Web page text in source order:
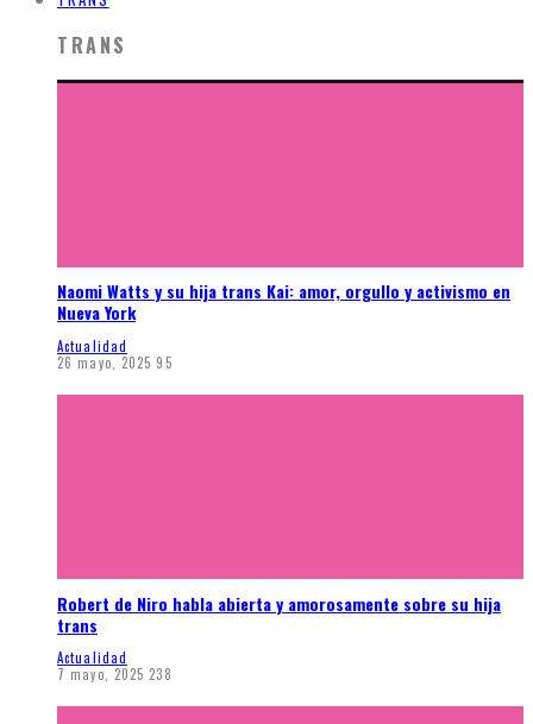
TRANS
Naomi Watts y su hija trans Kai: amor, orgullo y activismo en
Nueva York
Actualidad
26 mayo, 2025 95
Robert de Niro habla abierta y amorosamente sobre su hija
trans
Actualidad
7 mayo, 2025 238